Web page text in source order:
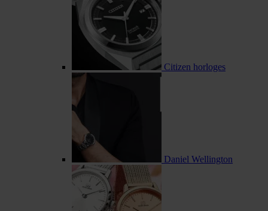
Citizen horloges
Daniel Wellington